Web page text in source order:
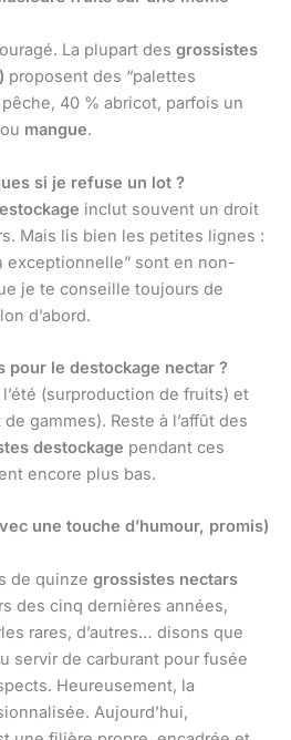
La plupart des grossistes
proposent des “palettes
40 % abricot, parfois un
ou mangue.
si je refuse un lot ?
inclut souvent un droit
Mais lis bien les petites lignes :
exceptionnelle” sont en non-
je te conseille toujours de
d’abord.
pour le destockage nectar ?
(surproduction de fruits) et
gammes). Reste à l’affût des
destockage pendant ces
encore plus bas.
une touche d’humour, promis)
de quinze grossistes nectars
des cinq dernières années,
rares, d’autres… disons que
servir de carburant pour fusée
Heureusement, la
Aujourd’hui,